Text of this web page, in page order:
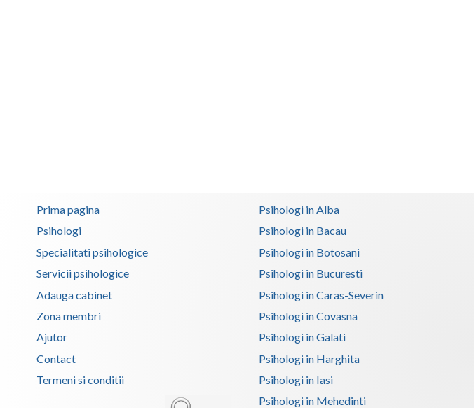
Prima pagina
Psihologi
Specialitati psihologice
Servicii psihologice
Adauga cabinet
Zona membri
Ajutor
Contact
Termeni si conditii
Psihologi in Alba
Psihologi in Bacau
Psihologi in Botosani
Psihologi in Bucuresti
Psihologi in Caras-Severin
Psihologi in Covasna
Psihologi in Galati
Psihologi in Harghita
Psihologi in Iasi
Psihologi in Mehedinti